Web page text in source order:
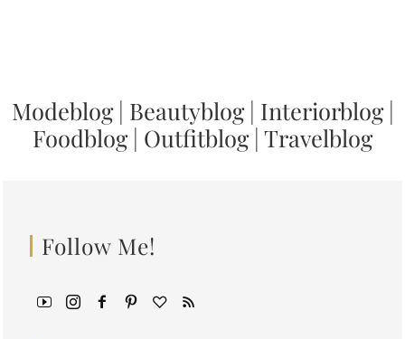
Modeblog| Beautyblog| Interiorblog|
Foodblog| Outfitblog| Travelblog
Follow Me!